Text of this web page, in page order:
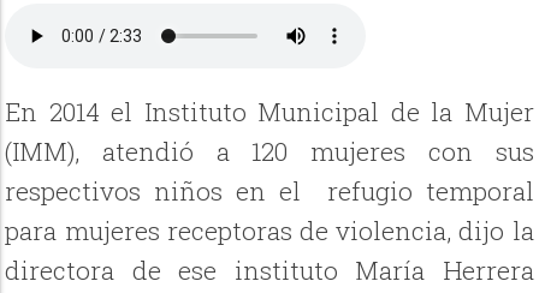
En 2014 el Instituto Municipal de la Mujer
(IMM), atendió a 120 mujeres con sus
respectivos niños en el
refugio temporal
para mujeres receptoras de violencia, dijo la
directora de ese instituto María Herrera